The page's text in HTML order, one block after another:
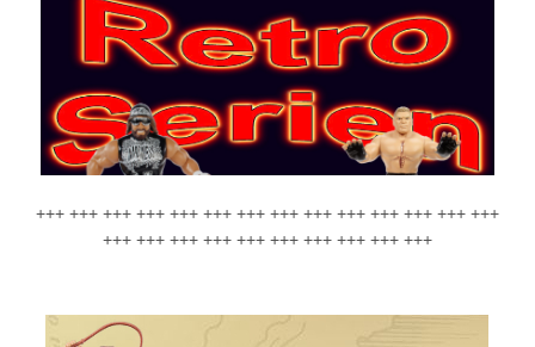
+++ +++ +++ +++ +++ +++ +++ +++ +++ +++ +++ +++ +++ +++
+++ +++ +++ +++ +++ +++ +++ +++ +++ +++